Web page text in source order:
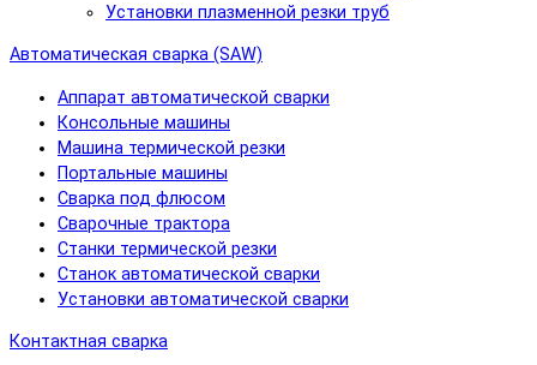
Установки плазменной резки труб
Автоматическая сварка (SAW)
Аппарат автоматической сварки
Консольные машины
Машина термической резки
Портальные машины
Сварка под флюсом
Сварочные трактора
Станки термической резки
Станок автоматической сварки
Установки автоматической сварки
Контактная сварка